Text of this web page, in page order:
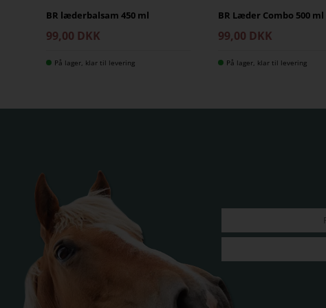
BR læderbalsam 450 ml
99,00 DKK
På lager, klar til levering
BR Læder Combo 500 ml
99,00 DKK
På lager, klar til levering